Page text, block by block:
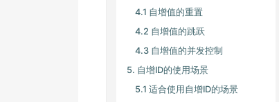
4.1 自增值的重置
4.2 自增值的跳跃
4.3 自增值的并发控制
5. 自增ID的使用场景
5.1 适合使用自增ID的场景